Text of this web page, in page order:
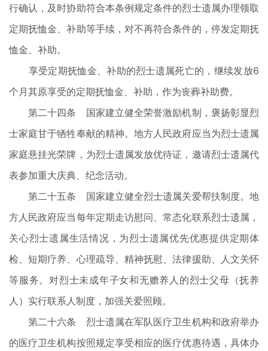
行确认，及时协助符合本条例规定条件的烈士遗属办理领取
定期抚恤金、补助等手续，对不再符合条件的，停发定期抚
恤金、补助。
享受定期抚恤金、补助的烈士遗属死亡的，继续发放6
个月其原享受的定期抚恤金、补助，作为丧葬补助费。
第二十四条 国家建立健全荣誉激励机制，褒扬彰显烈
士家庭甘于牺牲奉献的精神。地方人民政府应当为烈士遗属
家庭悬挂光荣牌，为烈士遗属发放优待证，邀请烈士遗属代
表参加重大庆典、纪念活动。
第二十五条 国家建立健全烈士遗属关爱帮扶制度。地
方人民政府应当每年定期走访慰问、常态化联系烈士遗属，
关心烈士遗属生活情况，为烈士遗属优先优惠提供定期体
检、短期疗养、心理疏导、精神抚慰、法律援助、人文关怀
等服务。对烈士未成年子女和无赡养人的烈士父母（抚养
人）实行联系人制度，加强关爱照顾。
第二十六条 烈士遗属在军队医疗卫生机构和政府举办
的医疗卫生机构按照规定享受相应的医疗优惠待遇，具体办